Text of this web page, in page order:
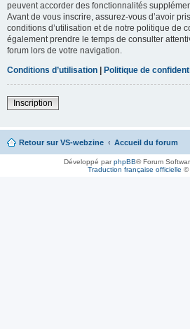
peuvent accorder des fonctionnalités
Avant de vous inscrire, assurez-vous d’avoir
conditions d’utilisation et de notre politique de
également prendre le temps de consulter
forum lors de votre navigation.
Conditions d’utilisation | Politique de
Inscription
Retour sur VS-webzine Accueil du forum
Développé parphpBB® Forum
Traduction française officielle ©